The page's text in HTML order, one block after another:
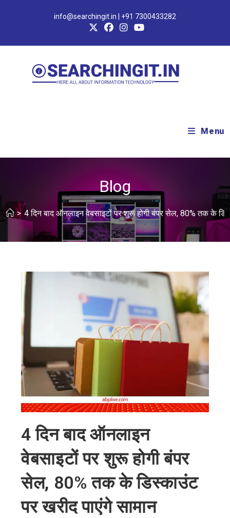
info@searchingit.in | +91 7300433282
Menu
Blog
> 4 दिन बाद ऑनलाइन वेबसाइटों पर शुरू होगी बंपर सेल, 80% तक के
4 दिन बाद ऑनलाइन
वेबसाइटों पर शुरू होगी बंपर
सेल, 80% तक के डिस्काउंट
पर खरीद पाएंगे सामान